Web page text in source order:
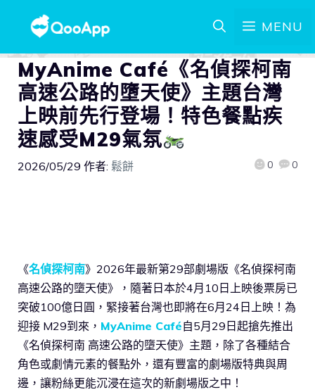
MENU
MyAnime Café《名偵探柯南
高速公路的墮天使》主題台灣
上映前先行登場！特色餐點疾
速感受M29氣氛
2026/05/29 作者: 鬆餅 0 0
《名偵探柯南》2026年最新第29部劇場版《名偵探柯南
高速公路的墮天使》，隨著日本於4月10日上映後票房已
突破100億日圓，緊接著台灣也即將在6月24日上映！為
迎接 M29到來， MyAnime Café自5月29日起搶先推出
《名偵探柯南 高速公路的墮天使》主題，除了各種結合
角色或劇情元素的餐點外，還有豐富的劇場版特典與周
邊，讓粉絲更能沉浸在這次的新劇場版之中！